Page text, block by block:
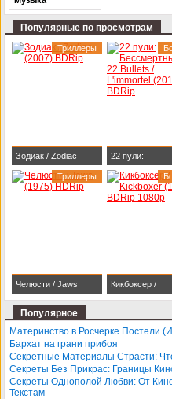
Популярные по просмотрам
Зодиак / Zodiac
(2007) BDRip
Триллеры
22 пули:
Бессмертный /
Bullets /
Челюсти / Jaws
(1975) HDRip
Триллеры
Кикбоксер /
Популярное
Материнство в Росчерке Постели
Бархат на грани прибоя
Секретные Материалы Страсти:
Секреты Без Прикрас: Границы
Секреты Однополой Любви: От
Текстам